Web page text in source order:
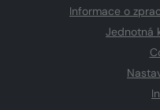
Informace o
Jednotná